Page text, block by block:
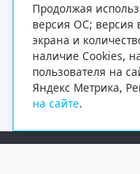
Продолжая
версия ОС; версия
экрана и
наличие Cookies,
пользователя на
Яндекс Метрика,
на сайте.